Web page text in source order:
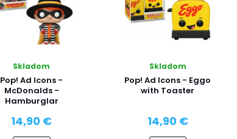
Skladom
Pop! Ad Icons -
McDonalds -
Hamburglar
14,90 €
Skladom
Pop! Ad Icons - Eggo
with Toaster
14,90 €